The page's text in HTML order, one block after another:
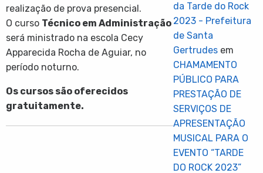
realização de prova presencial.
O curso Técnico em Administração
será ministrado na escola Cecy
Apparecida Rocha de Aguiar, no
período noturno.
Os cursos são oferecidos
gratuitamente.
da Tarde do Rock
2023 - Prefeitura
de Santa
Gertrudes em
CHAMAMENTO
PÚBLICO PARA
PRESTAÇÃO DE
SERVIÇOS DE
APRESENTAÇÃO
MUSICAL PARA O
EVENTO “TARDE
DO ROCK 2023”